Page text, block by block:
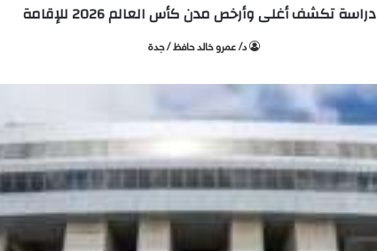
دراسة تكشف أغلى وأرخص مدن كأس العالم 2026 للإقامة
د/ عمرو خالد حافظ / جدة